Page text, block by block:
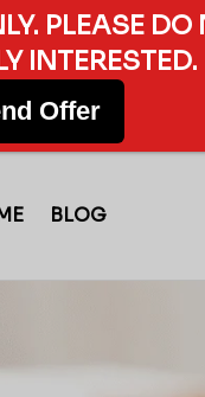
BLOG
PLEASE
INTERESTED.
Offer